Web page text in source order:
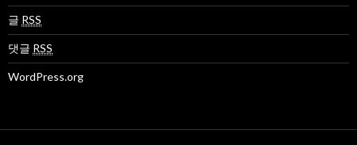
글 RSS
댓글 RSS
WordPress.org